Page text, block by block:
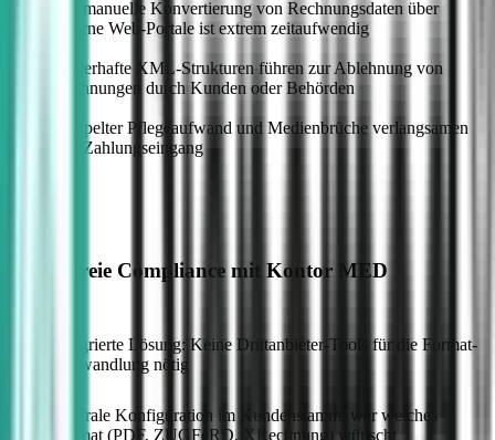
Die manuelle Konvertierung von Rechnungsdaten über
externe Web-Portale ist extrem zeitaufwendig
Fehlerhafte XML-Strukturen führen zur Ablehnung von
Rechnungen durch Kunden oder Behörden
Doppelter Pflegeaufwand und Medienbrüche verlangsamen
den Zahlungseingang
Sorgenfreie Compliance mit Kontor MED
Integrierte Lösung: Keine Drittanbieter-Tools für die Format-
Umwandlung nötig
Zentrale Konfiguration im Kundenstamm, wer welches
Format (PDF, ZUGFeRD, XRechnung) wünscht